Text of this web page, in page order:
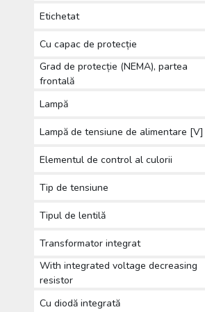
Etichetat
Cu capac de protecție
Grad de protecție (NEMA), partea
frontală
Lampă
Lampă de tensiune de alimentare [V]
Elementul de control al culorii
Tip de tensiune
Tipul de lentilă
Transformator integrat
With integrated voltage decreasing
resistor
Cu diodă integrată